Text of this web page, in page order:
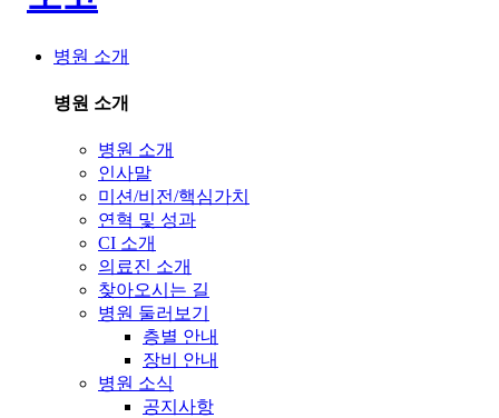
병원 소개
병원 소개
병원 소개
인사말
미션/비전/핵심가치
연혁 및 성과
CI 소개
의료진 소개
찾아오시는 길
병원 둘러보기
층별 안내
장비 안내
병원 소식
공지사항